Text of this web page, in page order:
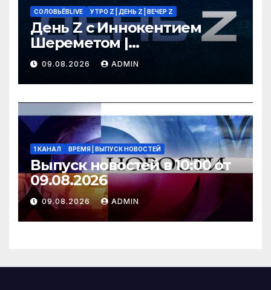
СОЛОВЬЁВLIVE УТРО Z | ДЕНЬ Z | ВЕЧЕР Z
День Z с Иннокентием
Шереметом |
СОЛОВЬЁВLIVE | 9 августа
2026 года
09.08.2026 ADMIN
1 КАНАЛ ВРЕМЯ | ВЫПУСК НОВОСТЕЙ
Выпуск новостей в 10:00 от
09.08.2026
09.08.2026 ADMIN